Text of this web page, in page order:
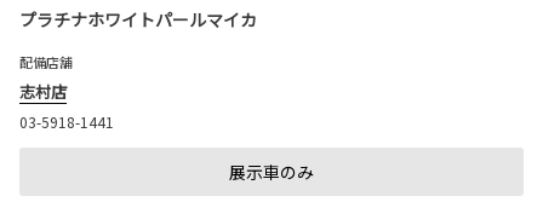
プラチナホワイトパールマイカ
配備店舗
志村店
03-5918-1441
展示車のみ